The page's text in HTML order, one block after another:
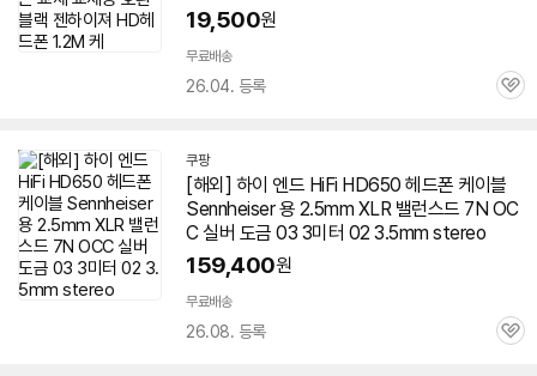
19,500원
무료배송
26.04. 등록
관
쿠팡
[해외] 하이 엔드 HiFi HD650 헤드폰 케이블
Sennheiser 용 2.5mm XLR 밸런스드 7N OC
C 실버 도금 03 3미터 02 3.5mm stereo
159,400원
무료배송
26.08. 등록
관